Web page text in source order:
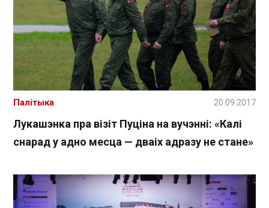
Лукашэнка пра візіт Пуціна на вучэнні: «Калі
снарад у адно месца — дваіх адразу не стане»
Палітыка 20.09.2017